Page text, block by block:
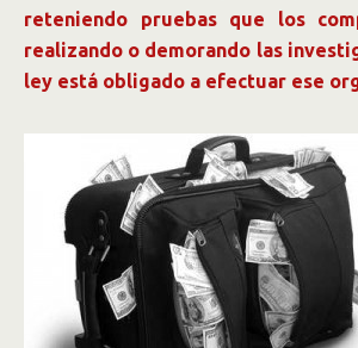
reteniendo pruebas que los
realizando o demorando las
ley está obligado a efectuar ese